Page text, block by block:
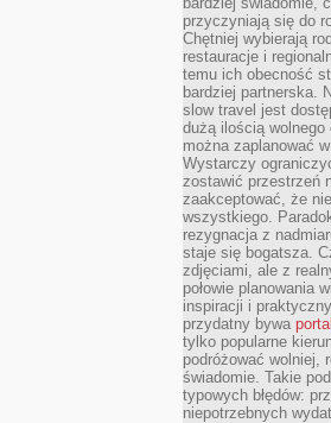
przyczyniają się do
Chętniej wybierają
restauracje i
temu ich obecność
bardziej partnerska.
slow travel jest
dużą ilością
można zaplanować
Wystarczy
zostawić przestrzeń
zaakceptować, że
wszystkiego.
rezygnacja z
staje się bogatsza.
zdjęciami, ale z
połowie planowania
inspiracji i
przydatny bywa
tylko popularne
podróżować wolniej,
świadomie. Takie
typowych błędów:
niepotrzebnych